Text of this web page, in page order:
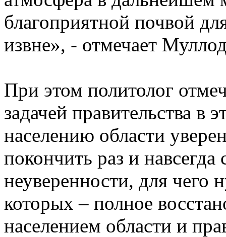
благоприятной почвой
извне», - отмечает
При этом политолог
задачей правительства в
населению области
покончить раз и
неуверенности, для чего
которых – полное
населением области и